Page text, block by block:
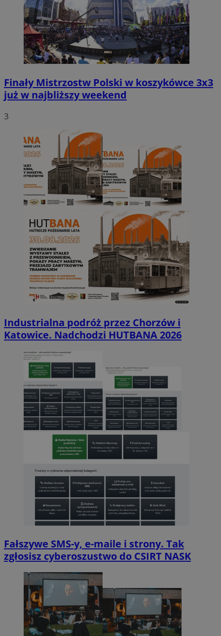
Finały Mistrzostw Polski w koszykówce 3x3
już w najbliższy weekend
3
Industrialna podróż przez Chorzów i
Katowice. Nadchodzi HUTBANA 2026
Fałszywe SMS-y, e-maile i strony. Tak
zgłosisz cyberoszustwo do CSIRT NASK